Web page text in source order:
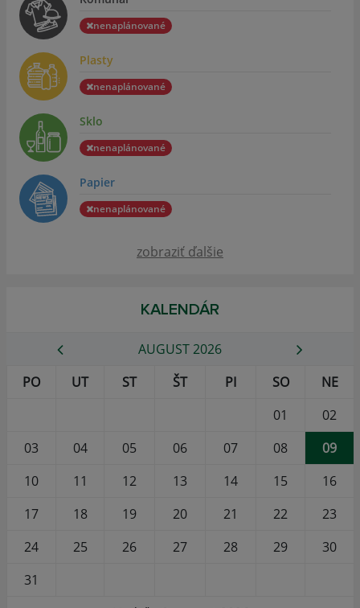
nenaplánované
Plasty
nenaplánované
Sklo
nenaplánované
Papier
nenaplánované
zobraziť ďalšie
KALENDÁR
AUGUST 2026
PO
UT ST ŠT PI SO
NE
01
02
03
04 05 06 07 08
09
10
11 12 13 14 15
16
17
18 19 20 21 22
23
24
25 26 27 28 29
30
31